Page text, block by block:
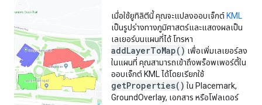
เมื่อใช้ยูทิลิตีนี้ คุณจะแปลงออบเจ็กต์ KML
เป็นรูปร่างทางภูมิศาสตร์และแสดงผลเป็น
เลเยอร์บนแผนที่ได้ โทรหา
addLayerToMap() เพื่อเพิ่มเลเยอร์ลง
ในแผนที่ คุณสามารถเข้าถึงพร็อพเพอร์ตี้ใน
ออบเจ็กต์ KML ได้โดยเรียกใช้
getProperties() ใน Placemark,
GroundOverlay, เอกสาร หรือโฟลเดอร์